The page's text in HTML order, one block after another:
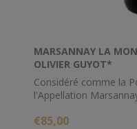
MARSANNAY LA
OLIVIER GUYOT*
Considéré comme la
l'Appellation
rosé)
€85,00